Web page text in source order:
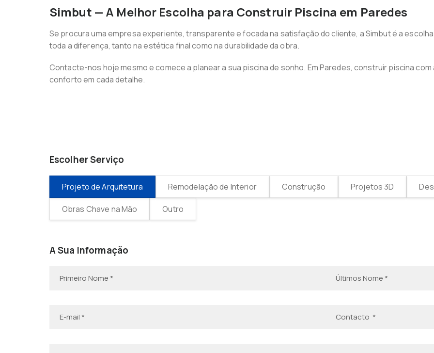
Simbut — A Melhor Escolha para Construir Piscina em Paredes
Se procura uma empresa experiente, transparente e focada na satisfação do cliente, a Simbut é a
toda a diferença, tanto na estética final como na durabilidade da obra.
Contacte-nos hoje mesmo e comece a planear a sua piscina de sonho. Em Paredes, construir piscina
conforto em cada detalhe.
Escolher Serviço
Projeto de Arquitetura Remodelação de Interior Construção Projetos 3D
Obras Chave na Mão Outro
A Sua Informação